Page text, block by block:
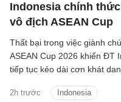
Indonesia chính
vô địch ASEAN Cup
2h trước Indonesia
Thất bại trong việc giành
ASEAN Cup 2026 khiến ĐT
tiếp tục kéo dài cơn khát
kể từ lần đầu tiên giải được